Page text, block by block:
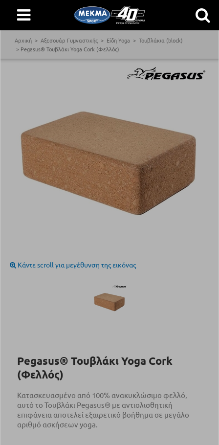
Αρχική Αξεσουάρ Γυμναστικής Είδη Yoga
Τουβλάκια (block)
Pegasus® Τουβλάκι Yoga Cork (Φελλός)
Κάντε scroll για μεγέθυνση της εικόνας
Pegasus® Τουβλάκι Yoga Cork
(Φελλός)
Κατασκευασμένο από 100% ανακυκλώσιμο φελλό,
αυτό το Τουβλάκι Pegasus® με αντιολισθητική
επιφάνεια αποτελεί εξαιρετικό βοήθημα σε μεγάλο
αριθμό ασκήσεων yoga.